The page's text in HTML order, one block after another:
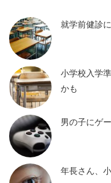
就学前健診
小学校入学
かも
男の子にゲ
年長さん、